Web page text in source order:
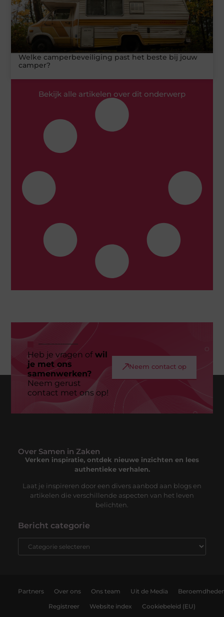
Welke camperbeveiliging past het beste bij jouw
camper?
Bekijk alle artikelen over dit onderwerp
Heb je vragen ofwil
je met ons
samenwerken?
Neem gerust
contact met ons op!
Neem contact op
Over Samen in Zaken
Verken inspiratie, ontdek nieuwe inzichten en lees
authentieke verhalen.
Laat je inspireren door een divers aanbod aan blogs en
artikelen die verschillende aspecten van het leven
belichten.
Bericht categorie
Partners Over ons Ons team Uit de Media
Registreer Website index Cookiebeleid (EU)